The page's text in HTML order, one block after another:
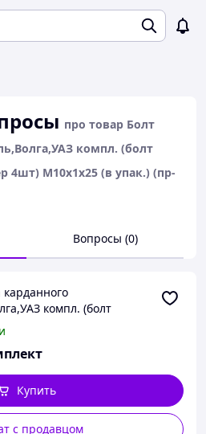
про товар Болт
компл. (болт
4шт) М10х1х25 (в упак.) (пр-
Вопросы (0)
карданного
компл. (болт
4шт+гровер 4шт)
упак.) (пр-во Трид)
Купить
с продавцом